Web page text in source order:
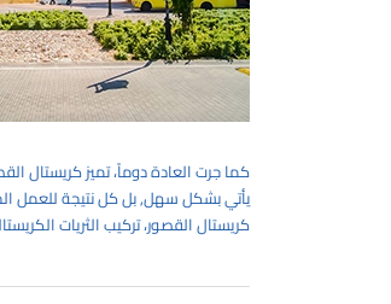
كما جرت العادة دوماً، تميز كريستال
كريستال القصور، تركيب الثريات